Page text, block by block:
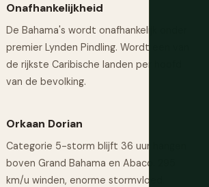
Onafhankelijkheid
De Bahama's wordt onafhankelijk onder
premier Lynden Pindling. Wordt een van
de rijkste Caribische landen per hoofd
van de bevolking.
Orkaan Dorian
Categorie 5-storm blijft 36 uur hangen
boven Grand Bahama en Abaco. 295
km/u winden, enorme stormvloed.